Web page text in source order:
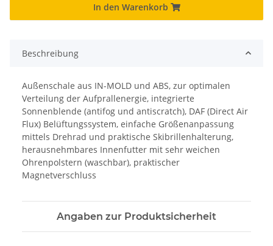
In den Warenkorb
Beschreibung
Außenschale aus IN-MOLD und ABS, zur optimalen
Verteilung der Aufprallenergie, integrierte
Sonnenblende (antifog und antiscratch), DAF (Direct Air
Flux) Belüftungssystem, einfache Größenanpassung
mittels Drehrad und praktische Skibrillenhalterung,
herausnehmbares Innenfutter mit sehr weichen
Ohrenpolstern (waschbar), praktischer
Magnetverschluss
Angaben zur Produktsicherheit